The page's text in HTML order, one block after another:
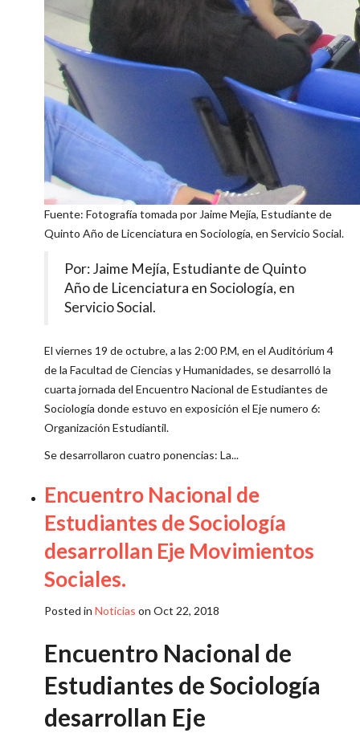
Fuente: Fotografía tomada por Jaime Mejía, Estudiante de
Quinto Año de Licenciatura en Sociología, en Servicio Social.
Por: Jaime Mejía, Estudiante de Quinto
Año de Licenciatura en Sociología, en
Servicio Social.
El viernes 19 de octubre, a las 2:00 P.M, en el Auditórium 4
de la Facultad de Ciencias y Humanidades, se desarrolló la
cuarta jornada del Encuentro Nacional de Estudiantes de
Sociología donde estuvo en exposición el Eje numero 6:
Organización Estudiantil.
Se desarrollaron cuatro ponencias: La...
Encuentro Nacional de
Estudiantes de Sociología
desarrollan Eje Movimientos
Sociales.
Posted in Noticias on Oct 22, 2018
Encuentro Nacional de
Estudiantes de Sociología
desarrollan Eje